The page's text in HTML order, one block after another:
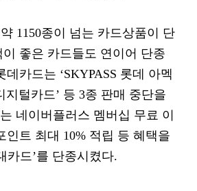
1150종이 넘는 카드상품이 단
좋은 카드들도 연이어 단종
카드는 ‘SKYPASS 롯데 아멕
지털카드’ 등 3종 판매 중단을
네이버플러스 멤버십 무료 이
인트 최대 10% 적립 등 혜택을
카드’를 단종시켰다.